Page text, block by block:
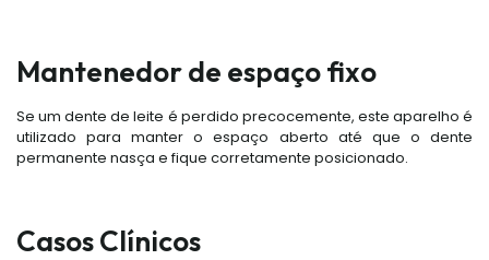
Mantenedor de espaço fixo
Se um dente de leite é perdido precocemente, este aparelho é
utilizado para manter o espaço aberto até que o dente
permanente nasça e fique corretamente posicionado.
Casos Clínicos